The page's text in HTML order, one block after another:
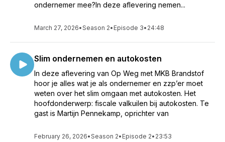
ondernemer mee?In deze aflevering nemen...
March 27, 2026•Season 2• Episode 3• 24:48
Slim ondernemen en autokosten
In deze aflevering van Op Weg met MKB Brandstof
hoor je alles wat je als ondernemer en zzp’er moet
weten over het slim omgaan met autokosten. Het
hoofdonderwerp: fiscale valkuilen bij autokosten. Te
gast is Martijn Pennekamp, oprichter van
February 26, 2026•Season 2• Episode 2• 23:53